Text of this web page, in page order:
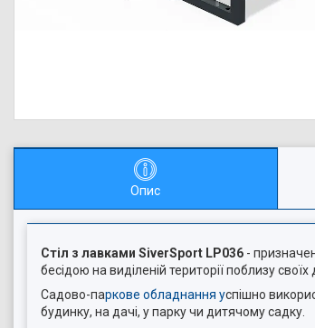
Опис
Стіл з лавками SiverSport LP036 -
бесідою на виділеній території поблизу своїх
Садово-паркове обладнання успішно
будинку, на дачі, у парку чи дитячому садку.